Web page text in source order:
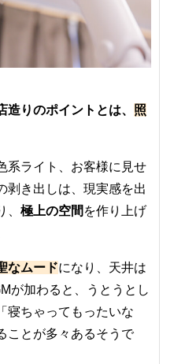
りのポイントとは、 照
系ライト、お客様に見せ
剥き出しは、現実感を出
極上の空間 を作り上げ
なムードになり、天井は
が加わると、うとうとし
寝ちゃってもったいな
ことが多々あるそうで